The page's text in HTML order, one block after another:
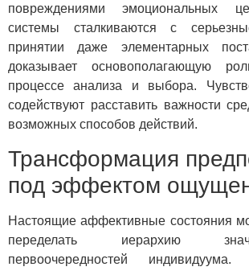
повреждениями эмоциональных
системы сталкиваются с
принятии даже элементарных
доказывает основополагающую
процессе анализа и выбора.
содействуют расставить важности
возможных способов действий.
Трансформация
под эффектом
Настоящие аффективные состояния
переделать иерархию
первоочередностей